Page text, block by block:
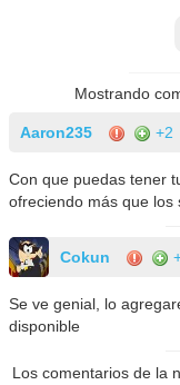
Mostrando
Aaron235 +2
Con que puedas tener
ofreciendo más que los
Cokun
Se ve genial, lo
disponible
Los comentarios de la